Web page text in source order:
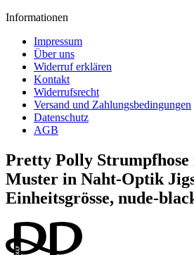
Informationen
Impressum
Über uns
Widerruf erklären
Kontakt
Widerrufsrecht
Versand und Zahlungsbedingungen
Datenschutz
AGB
Pretty Polly
Muster in Naht-Optik
Einheitsgrösse, nude-